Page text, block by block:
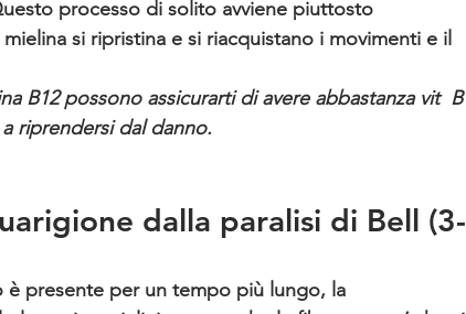
processo di solito avviene piuttosto
si ripristina e si riacquistano i movimenti e il
B12 possono assicurarti di avere abbastanza vit  B
riprendersi dal danno.
dalla paralisi di Bell (3-
è presente per un tempo più lungo, la